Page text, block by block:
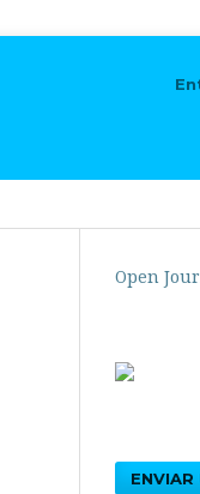
Open
ENVIAR